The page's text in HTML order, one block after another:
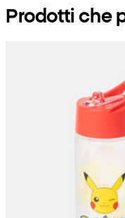
Prodotti che